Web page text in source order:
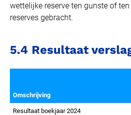
wettelijke reserve ten gunste of
reserves gebracht.
5.4 Resultaat
Omschrijving
Resultaat boekjaar 2024